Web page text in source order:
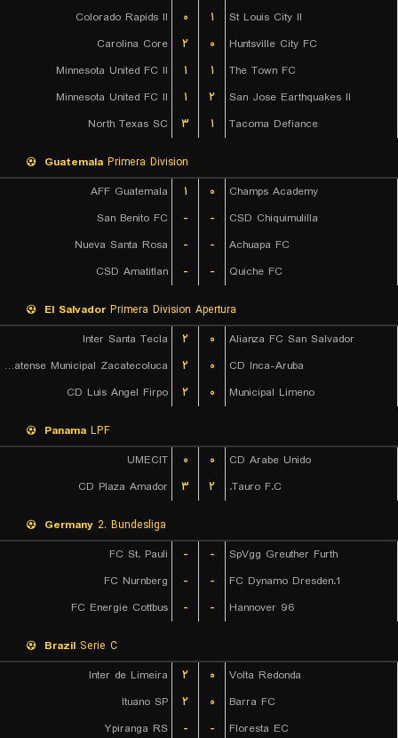
Colorado Rapids II
۰ ۱
St Louis City II
Carolina Core
۲ ۰
Huntsville City FC
Minnesota United FC II
۱ ۱
The Town FC
Minnesota United FC II
۱ ۲
San Jose Earthquakes II
North Texas SC
۳ ۱ Tacoma Defiance
Guatemala Primera Division
AFF Guatemala
۱ ۰
Champs Academy
San Benito FC
- -
CSD Chiquimulilla
Nueva Santa Rosa
- -
Achuapa FC
CSD Amatitlan
- - Quiche FC
El Salvador Primera Division Apertura
Inter Santa Tecla
۲ ۰
Alianza FC San Salvador
CD Platense Municipal Zacatecoluca
۲ ۰
CD Inca-Aruba
CD Luis Angel Firpo
۲ ۰ Municipal Limeno
Panama LPF
UMECIT
۰ ۰
CD Arabe Unido
CD Plaza Amador
۳ ۲ Tauro F.C.
Germany 2. Bundesliga
FC St. Pauli
- -
SpVgg Greuther Furth
FC Nurnberg
- -
1.FC Dynamo Dresden
FC Energie Cottbus
- - Hannover 96
Brazil Serie C
Inter de Limeira
۲ ۰
Volta Redonda
Ituano SP
۲ ۰
Barra FC
Ypiranga RS
- -
Floresta EC